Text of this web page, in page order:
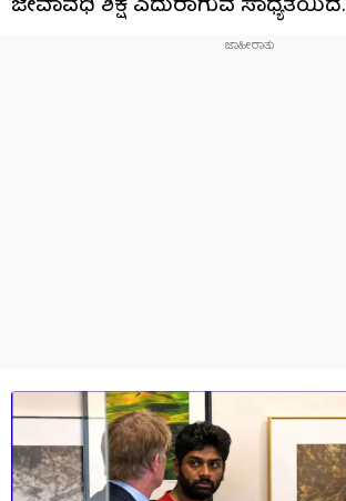
ಜೀವಾವಧಿ ಶಿಕ್ಷೆ ಎದುರಾಗುವ ಸಾಧ್ಯತೆಯಿದೆ.